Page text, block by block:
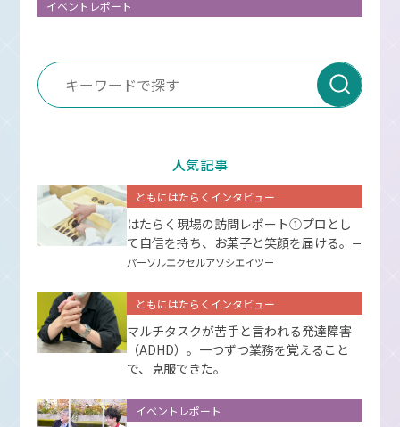
イベントレポート
人気記事
ともにはたらくインタビュー
はたらく現場の訪問レポート①プロとし
て⾃信を持ち、お菓⼦と笑顔を届ける。
ー
パーソルエクセルアソシエイツー
ともにはたらくインタビュー
マルチタスクが苦手と言われる発達障害
（ADHD）。一つずつ業務を覚えること
で、克服できた。
イベントレポート